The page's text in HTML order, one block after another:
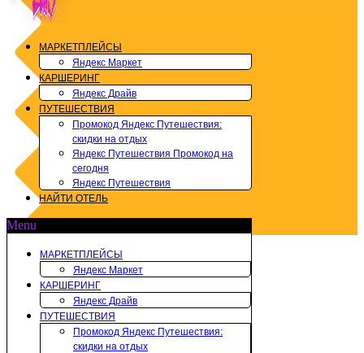
МАРКЕТПЛЕЙСЫ
Яндекс Маркет
КАРШЕРИНГ
Яндекс Драйв
ПУТЕШЕСТВИЯ
Промокод Яндекс Путешествия:
скидки на отдых
Яндекс Путешествия Промокод на
сегодня
Яндекс Путешествия
НАЙТИ ОТЕЛЬ
Menu
МАРКЕТПЛЕЙСЫ
Яндекс Маркет
КАРШЕРИНГ
Яндекс Драйв
ПУТЕШЕСТВИЯ
Промокод Яндекс Путешествия:
скидки на отдых